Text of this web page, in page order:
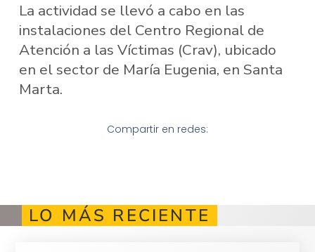
La actividad se llevó a cabo en las
instalaciones del Centro Regional de
Atención a las Víctimas (Crav), ubicado
en el sector de María Eugenia, en Santa
Marta.
Compartir en redes:
LO MÁS RECIENTE